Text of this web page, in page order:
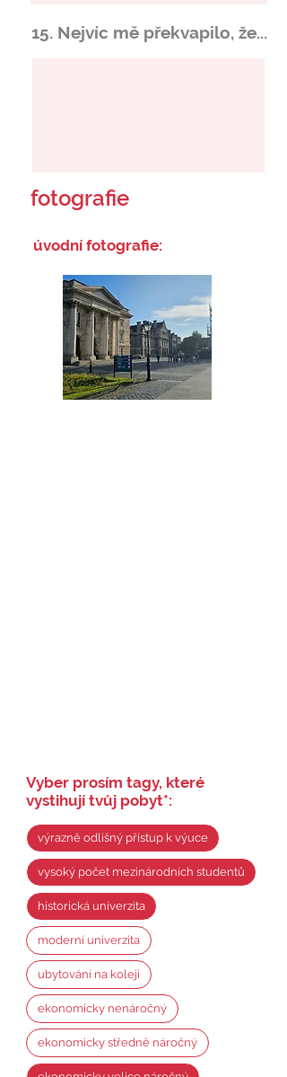
15. Nejvíc mě překvapilo, že...
fotografie
úvodní fotografie:
Vyber prosím tagy, které
vystihují tvůj pobyt*:
výrazně odlišný přístup k výuce
vysoký počet mezinárodních studentů
historická univerzita
moderní univerzita
ubytování na koleji
ekonomicky nenáročný
ekonomicky středně náročný